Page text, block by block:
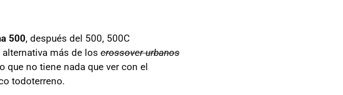
500, después del 500, 500C
más de los crossover urbanos
que no tiene nada que ver con el
todoterreno.